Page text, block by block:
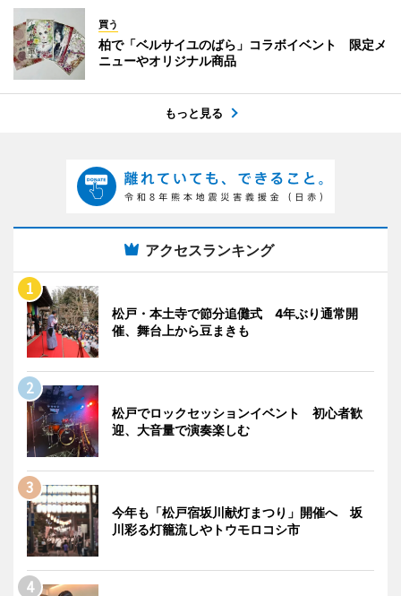
買う
柏で「ベルサイユのばら」コラボイベント 限定メ
ニューやオリジナル商品
もっと見る
アクセスランキング
松戸・本土寺で節分追儺式 4年ぶり通常開
催、舞台上から豆まきも
松戸でロックセッションイベント 初心者歓
迎、大音量で演奏楽しむ
今年も「松戸宿坂川献灯まつり」開催へ 坂
川彩る灯籠流しやトウモロコシ市